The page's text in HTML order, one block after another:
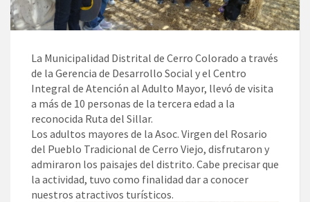
La Municipalidad Distrital de Cerro Colorado a través
de la Gerencia de Desarrollo Social y el Centro
Integral de Atención al Adulto Mayor, llevó de visita
a más de 10 personas de la tercera edad a la
reconocida Ruta del Sillar.
Los adultos mayores de la Asoc. Virgen del Rosario
del Pueblo Tradicional de Cerro Viejo, disfrutaron y
admiraron los paisajes del distrito. Cabe precisar que
la actividad, tuvo como finalidad dar a conocer
nuestros atractivos turísticos.